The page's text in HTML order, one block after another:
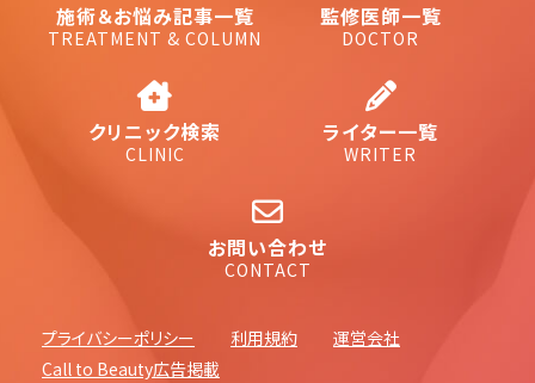
施術＆お悩み記事一覧
TREATMENT & COLUMN
監修医師一覧
DOCTOR
クリニック検索
CLINIC
ライター一覧
WRITER
お問い合わせ
CONTACT
プライバシーポリシー 利用規約
運営会社
Call to Beauty広告掲載